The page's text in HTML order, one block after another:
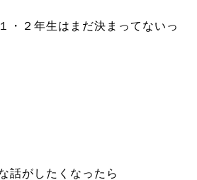
・２年生はまだ決まってないっ
話がしたくなったら